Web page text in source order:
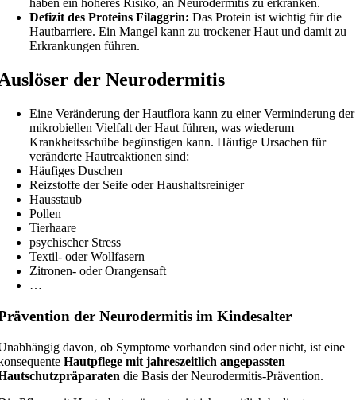
haben ein höheres Risiko, an Neurodermitis zu erkranken.
Defizit des Proteins Filaggrin: Das Protein ist wichtig für die
Hautbarriere. Ein Mangel kann zu trockener Haut und damit zu
Erkrankungen führen.
der Neurodermitis
Eine Veränderung der Hautflora kann zu einer Verminderung der
mikrobiellen Vielfalt der Haut führen, was wiederum
Krankheitsschübe begünstigen kann. Häufige Ursachen für
veränderte Hautreaktionen sind:
Häufiges Duschen
Reizstoffe der Seife oder Haushaltsreiniger
Hausstaub
Pollen
Tierhaare
psychischer Stress
Textil- oder Wollfasern
Zitronen- oder Orangensaft
…
der Neurodermitis im Kindesalter
davon, ob Symptome vorhanden sind oder nicht, ist eine
Hautpflege mit jahreszeitlich angepassten
die Basis der Neurodermitis-Prävention.